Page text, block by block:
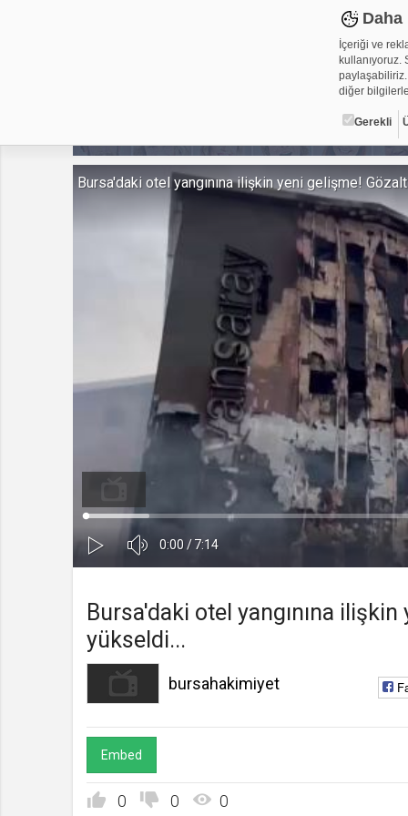
İçeriği ve
kullanıyoruz.
paylaşabiliriz.
diğer
Gerekli
Çerez
Çerezler,
metin
alanlar için
Gerekli
Üçüncü
Kapa
Süre
0:00/ Toplam
7:14
Yüklendi:
0%
Yükleniyor:
bursahakimiyet
Bursa'daki otel yangınına ilişkin yeni gelişme! Gözaltı
Bursa'daki otel yangınına ilişkin
yükseldi...
bursahakimiyet
Embed
0 0 0